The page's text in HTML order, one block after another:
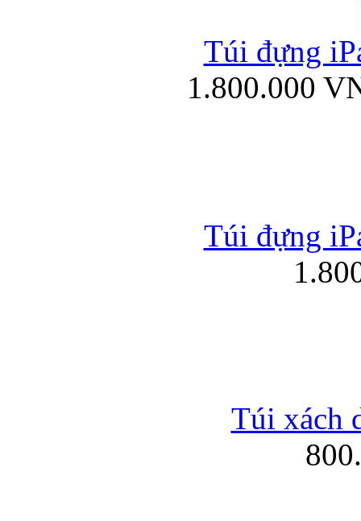
Túi đựng
1.800.000
Túi đựng
Túi xách